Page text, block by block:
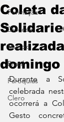
Formação
Diocese
Mundo
Brasil
Paróquias
Clero
Coleta
domingo
Durante a
celebrada
Gesto